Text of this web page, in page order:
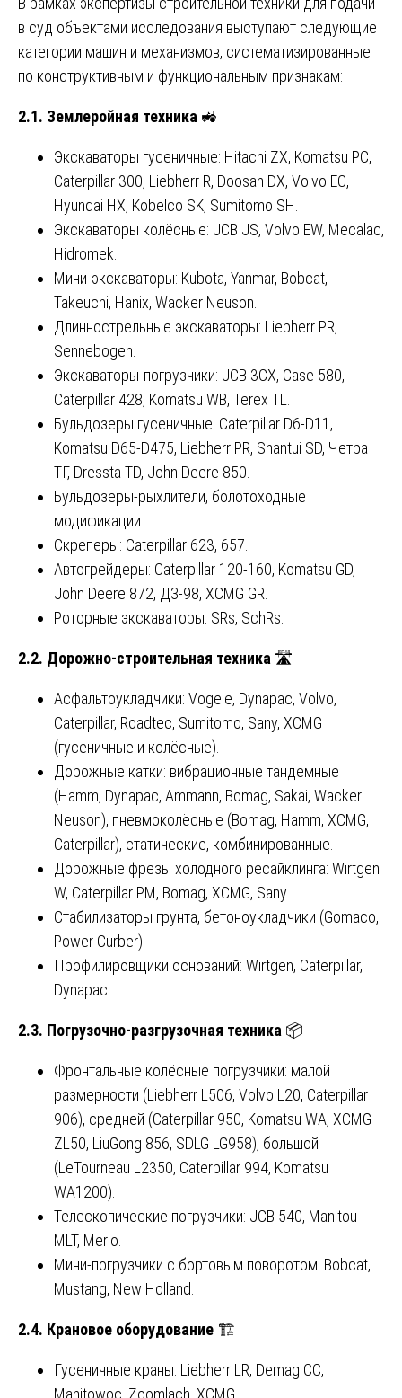
в суд объектами исследования выступают следующие
категории машин и механизмов, систематизированные
по конструктивным и функциональным признакам:
2.1. Землеройная техника 🚜
Экскаваторы гусеничные: Hitachi ZX, Komatsu PC,
Caterpillar 300, Liebherr R, Doosan DX, Volvo EC,
Hyundai HX, Kobelco SK, Sumitomo SH.
Экскаваторы колёсные: JCB JS, Volvo EW, Mecalac,
Hidromek.
Мини-экскаваторы: Kubota, Yanmar, Bobcat,
Takeuchi, Hanix, Wacker Neuson.
Длиннострельные экскаваторы: Liebherr PR,
Sennebogen.
Экскаваторы-погрузчики: JCB 3CX, Case 580,
Caterpillar 428, Komatsu WB, Terex TL.
Бульдозеры гусеничные: Caterpillar D6-D11,
Komatsu D65-D475, Liebherr PR, Shantui SD, Четра
ТГ, Dressta TD, John Deere 850.
Бульдозеры-рыхлители, болотоходные
модификации.
Скреперы: Caterpillar 623, 657.
Автогрейдеры: Caterpillar 120-160, Komatsu GD,
John Deere 872, ДЗ-98, XCMG GR.
Роторные экскаваторы: SRs, SchRs.
2.2. Дорожно-строительная техника 🛣️
Асфальтоукладчики: Vogele, Dynapac, Volvo,
Caterpillar, Roadtec, Sumitomo, Sany, XCMG
(гусеничные и колёсные).
Дорожные катки: вибрационные тандемные
(Hamm, Dynapac, Ammann, Bomag, Sakai, Wacker
Neuson), пневмоколёсные (Bomag, Hamm, XCMG,
Caterpillar), статические, комбинированные.
Дорожные фрезы холодного ресайклинга: Wirtgen
W, Caterpillar PM, Bomag, XCMG, Sany.
Стабилизаторы грунта, бетоноукладчики (Gomaco,
Power Curber).
Профилировщики оснований: Wirtgen, Caterpillar,
Dynapac.
2.3. Погрузочно-разгрузочная техника 📦
Фронтальные колёсные погрузчики: малой
размерности (Liebherr L506, Volvo L20, Caterpillar
906), средней (Caterpillar 950, Komatsu WA, XCMG
ZL50, LiuGong 856, SDLG LG958), большой
(LeTourneau L2350, Caterpillar 994, Komatsu
WA1200).
Телескопические погрузчики: JCB 540, Manitou
MLT, Merlo.
Мини-погрузчики с бортовым поворотом: Bobcat,
Mustang, New Holland.
2.4. Крановое оборудование 🏗️
Гусеничные краны: Liebherr LR, Demag CC,
Manitowoc, Zoomlach, XCMG.